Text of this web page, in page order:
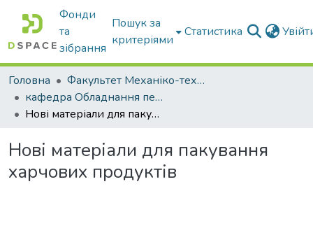
Фонди
та
зібрання
Пошук за
критеріями
Статистика
Головна
Факультет Механіко-технологічний
кафедра Обладнання переробних і харчових виробництв ім. професора Ф.Ю. Ялпачика
Нові матеріали для пакування харчових продуктів
Нові матеріали для пакування
харчових продуктів